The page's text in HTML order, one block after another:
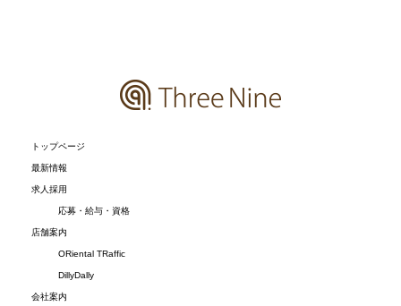
トップページ
最新情報
求人採用
応募・給与・資格
店舗案内
ORiental TRaffic
DillyDally
会社案内